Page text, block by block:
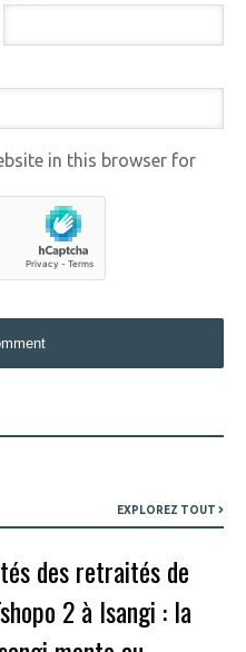
in this browser for
EXPLOREZ TOUT
des retraités de
2 à Isangi : la